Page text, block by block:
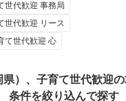
世代歓迎 事務局
世代歓迎 リース
て世代歓迎 心
県）、子育て世代歓迎
条件を絞り込んで探す